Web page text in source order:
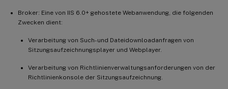
Broker: Eine von IIS 6.0+ gehostete Webanwendung, die folgenden
Zwecken dient:
Verarbeitung von Such- und Dateidownloadanfragen von
Sitzungsaufzeichnungsplayer und Webplayer.
Verarbeitung von Richtlinienverwaltungsanforderungen von der
Richtlinienkonsole der Sitzungsaufzeichnung.